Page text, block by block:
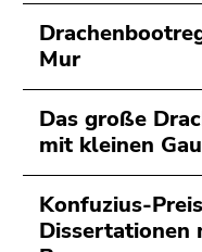
Mur
Das große
mit kleinen
Konfuzius-
Dissertationen